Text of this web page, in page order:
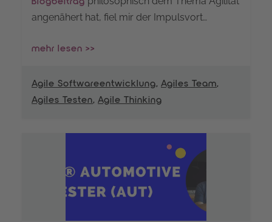
angenähert hat, fiel mir der Impulsvort…
mehr lesen >>
Agile Softwareentwicklung, Agiles Team,
Agiles Testen, Agile Thinking